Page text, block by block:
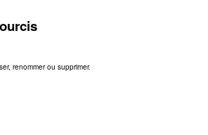
renommer ou supprimer.